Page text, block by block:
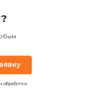
обработки